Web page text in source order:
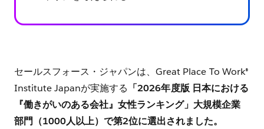
セールスフォース・ジャパンは、Great Place To Work®
Institute Japanが実施する 「2026年度版 日本における
『働きがいのある会社』女性ランキング」大規模企業
部門（1000人以上）で第2位に選出されました。